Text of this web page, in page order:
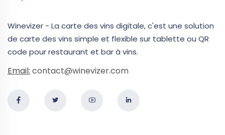
Winevizer - La carte des vins digitale, c'est une solution
de carte des vins simple et flexible sur tablette ou QR
code pour restaurant et bar à vins.
Email: contact@winevizer.com